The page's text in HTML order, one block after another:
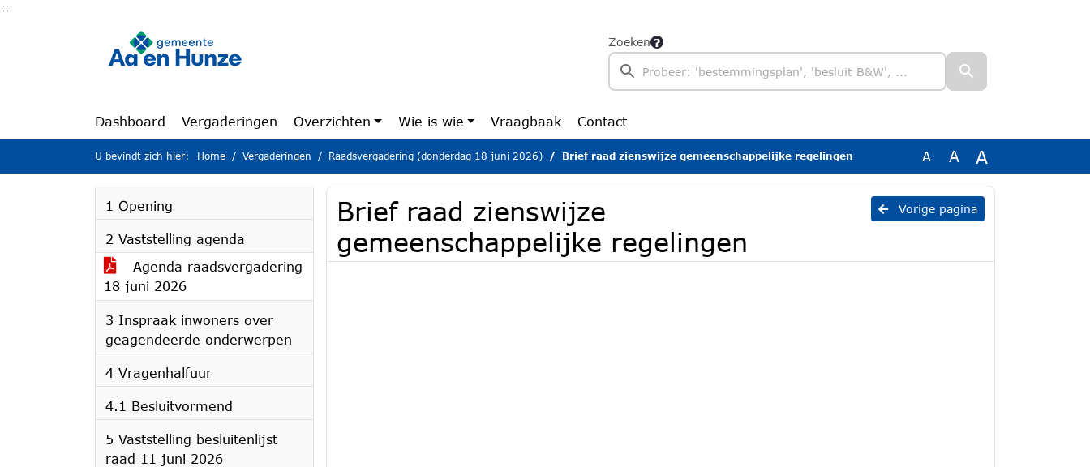
Zoeken
Dashboard Vergaderingen Overzichten Wie is wie Vraagbaak Contact
U bevindt zich hier: Home Vergaderingen Raadsvergadering (donderdag 18 juni 2026) Brief raad zienswijze gemeenschappelijke regelingen A A A
1 Opening
2 Vaststelling agenda
Agenda raadsvergadering
18 juni 2026
3 Inspraak inwoners over
geagendeerde onderwerpen
4 Vragenhalfuur
4.1 Besluitvormend
5 Vaststelling besluitenlijst
raad 11 juni 2026
Vorige pagina
Brief raad zienswijze
gemeenschappelijke regelingen